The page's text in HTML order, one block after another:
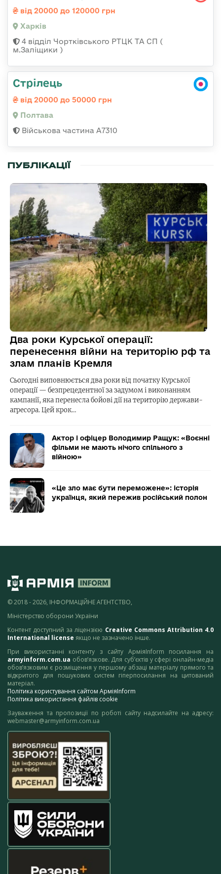
від 20000 до 120000 грн
Харків
4 відділ Чортківського РТЦК ТА СП (
м.Заліщики )
Стрілець
від 20000 до 50000 грн
Полтава
Військова частина A7310
ПУБЛІКАЦІЇ
Два роки Курської операції:
перенесення війни на територію рф та
злам планів Кремля
Сьогодні виповнюється два роки від початку Курської
операції — безпрецедентної за задумом і виконанням
кампанії, яка перенесла бойові дії на територію держави-
агресора. Цей крок…
Актор і офіцер Володимир Ращук: «Воєнні
фільми не мають нічого спільного з
війною»
«Це зло має бути переможене»: історія
українця, який пережив російський полон
© 2018 - 2026, ІНФОРМАЦІЙНЕ АГЕНТСТВО,
Міністерство оборони України
Контент доступний за ліцензією Creative Commons Attribution 4.0
International license якщо не зазначено інше.
При використанні контенту з сайту АрміяInform посилання на
armyinform.com.ua обов’язкове. Для суб’єктів у сфері онлайн-медіа
обов’язковим є розміщення у першому абзаці матеріалу прямого та
відкритого для пошукових систем гіперпосилання на цитований
матеріал.
Політика користування сайтом АрміяInform
Політика використання файлів cookie
Зауваження та пропозиції по роботі сайту надсилайте на адресу:
webmaster@armyinform.com.ua